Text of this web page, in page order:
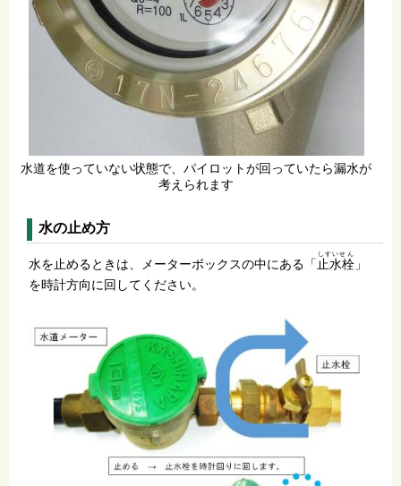
水道を使っていない状態で、パイロットが回っていたら漏水が
考えられます
水の止め方
水を止めるときは、メーターボックスの中にある「 止水栓
しすいせん
」
を時計方向に回してください。